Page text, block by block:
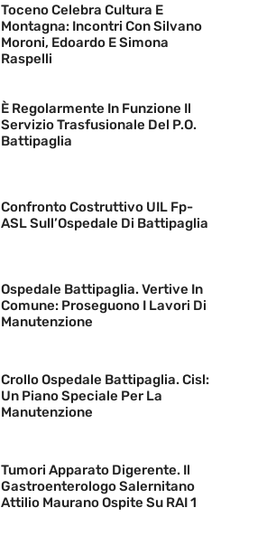
Toceno Celebra Cultura E
Montagna: Incontri Con Silvano
Moroni, Edoardo E Simona
Raspelli
È Regolarmente In Funzione Il
Servizio Trasfusionale Del P.O.
Battipaglia
Confronto Costruttivo UIL Fp-
ASL Sull’Ospedale Di Battipaglia
Ospedale Battipaglia. Vertive In
Comune: Proseguono I Lavori Di
Manutenzione
Crollo Ospedale Battipaglia. Cisl:
Un Piano Speciale Per La
Manutenzione
Tumori Apparato Digerente. Il
Gastroenterologo Salernitano
Attilio Maurano Ospite Su RAI 1